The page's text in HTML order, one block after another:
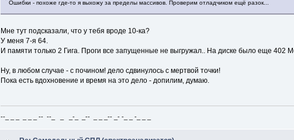
Ошибки - похоже где-то я выхожу за пределы массивов. Проверим отладчиком ещё разок...
Мне тут подсказали, что у тебя вроде 10-ка?
У меня 7-я 64.
И памяти только 2 Гига. Проги все запущенные не выгружал.. На диске было еще 402
Ну, в любом случае - с почином! дело сдвинулось с мертвой точки!
Пока есть вдохновение и время на это дело - допилим, думаю.
--_ _ _ _ _ _ -- --_ _ _-_ _-- _ _ _-- _- -_ _ -_ _ _